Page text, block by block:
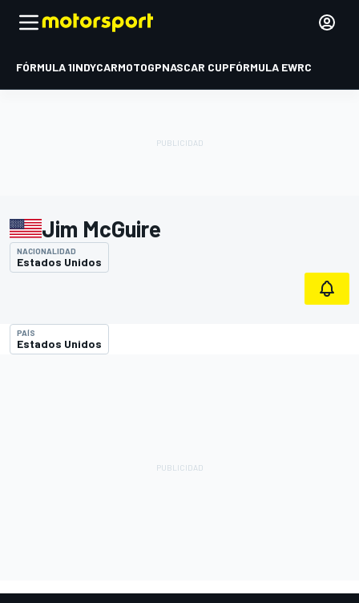
FÓRMULA 1INDYCARMOTOGPNASCAR CUPFÓRMULA EWRC
Jim McGuire
NACIONALIDAD
Estados Unidos
PAÍS
Estados Unidos